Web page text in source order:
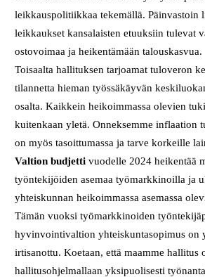
leikkauspolitiikkaa tekemällä. Päinvastoin
leikkaukset kansalaisten etuuksiin tulevat
ostovoimaa ja heikentämään talouskasvua.
Toisaalta hallituksen tarjoamat tuloveron
tilannetta hieman työssäkäyvän
osalta. Kaikkein heikoimmassa olevien
kuitenkaan yletä. Onneksemme inflaation
on myös tasoittumassa ja tarve korkeille
Valtion budjettivuodelle 2024 heikentää
työntekijöiden asemaa työmarkkinoilla ja
yhteiskunnan heikoimmassa asemassa
Tämän vuoksi työmarkkinoiden
hyvinvointivaltion yhteiskuntasopimus on
irtisanottu. Koetaan, että maamme hallitus
hallitusohjelmallaan yksipuolisesti